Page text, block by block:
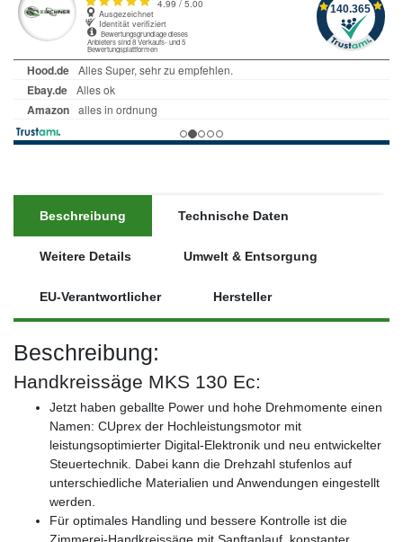
Beschreibung Technische Daten
Weitere Details Umwelt & Entsorgung
EU-Verantwortlicher Hersteller
Beschreibung:
Handkreissäge MKS 130 Ec:
Jetzt haben geballte Power und hohe Drehmomente einen
Namen: CUprex der Hochleistungsmotor mit
leistungsoptimierter Digital-Elektronik und neu entwickelter
Steuertechnik. Dabei kann die Drehzahl stufenlos auf
unterschiedliche Materialien und Anwendungen eingestellt
werden.
Für optimales Handling und bessere Kontrolle ist die
Zimmerei-Handkreissäge mit Sanftanlauf, konstanter